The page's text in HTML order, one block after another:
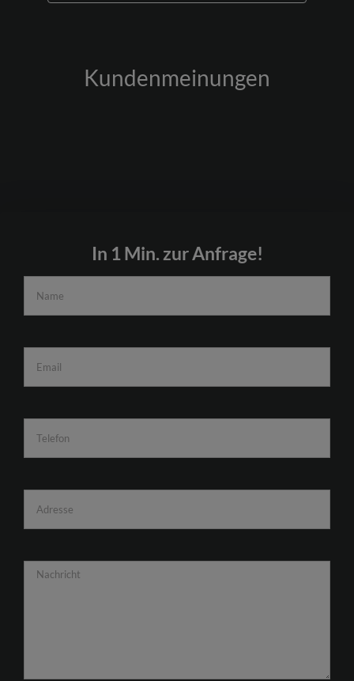
Kundenmeinungen
In 1 Min. zur Anfrage!